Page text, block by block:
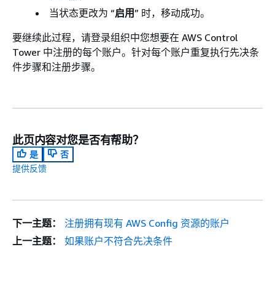
当状态更改为 “启用” 时，移动成功。
要继续此过程，请登录组织中您想要在 AWS Control
Tower 中注册的每个账户。针对每个账户重复执行先决条
件步骤和注册步骤。
此页内容对您是否有帮助？
是
否
提供反馈
下一主题：
注册拥有现有 AWS Config 资源的账户
上一主题：
如果账户不符合先决条件